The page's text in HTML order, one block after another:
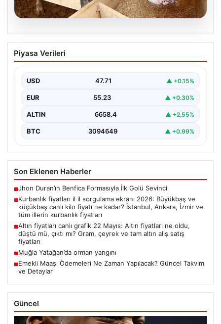
06.08.2026
Kurbanlık fiyatları il il sorgulama ekranı
2026: Büyükbaş ve küçükbaş canlı kilo
ve tüm illerin kurbanlık fiyatları
Piyasa Verileri
USD 47.71 ▲ +0.15%
EUR 55.23 ▲ +0.30%
ALTIN 6658.4 ▲ +2.55%
BTC 3094649 ▲ +0.99%
Son Eklenen Haberler
■Jhon Duran’ın Benfica Formasıyla İlk Golü Sevinci
■Kurbanlık fiyatları il il sorgulama ekranı 2026: Büyükbaş ve
küçükbaş canlı kilo fiyatı ne kadar? İstanbul, Ankara, İzmir ve
tüm illerin kurbanlık fiyatları
■Altın fiyatları canlı grafik 22 Mayıs: Altın fiyatları ne oldu,
düştü mü, çıktı mı? Gram, çeyrek ve tam altın alış satış
fiyatları
■Muğla Yatağan’da orman yangını
■Emekli Maaşı Ödemeleri Ne Zaman Yapılacak? Güncel Takvim
ve Detaylar
Güncel